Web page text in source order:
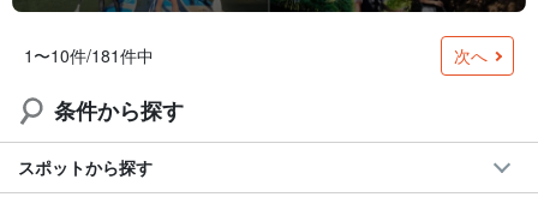
1〜10件/181件中 次へ
条件から探す
スポットから探す